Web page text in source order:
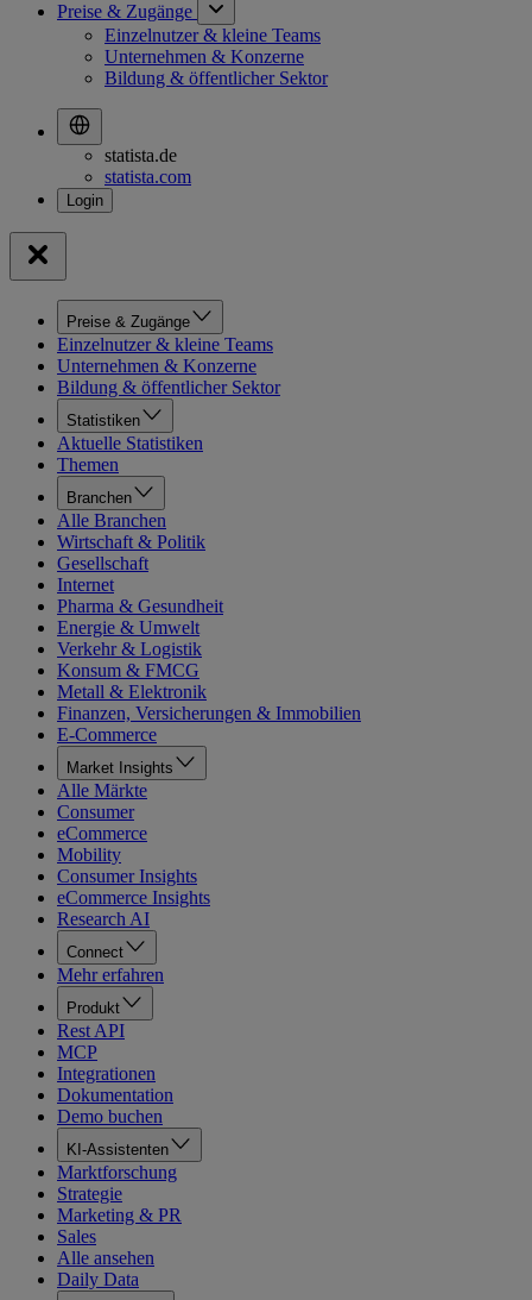
Preise & Zugänge
Einzelnutzer & kleine Teams
Unternehmen & Konzerne
Bildung & öffentlicher Sektor
statista.de
statista.com
Preise & Zugänge
Einzelnutzer & kleine Teams
Unternehmen & Konzerne
Bildung & öffentlicher Sektor
Statistiken
Aktuelle Statistiken
Themen
Branchen
Alle Branchen
Wirtschaft & Politik
Gesellschaft
Internet
Pharma & Gesundheit
Energie & Umwelt
Verkehr & Logistik
Konsum & FMCG
Metall & Elektronik
Finanzen, Versicherungen & Immobilien
E-Commerce
Market Insights
Alle Märkte
Consumer
eCommerce
Mobility
Consumer Insights
eCommerce Insights
Research AI
Connect
Mehr erfahren
Produkt
Rest API
MCP
Integrationen
Dokumentation
Demo buchen
KI-Assistenten
Marktforschung
Strategie
Marketing & PR
Sales
Alle ansehen
Daily Data